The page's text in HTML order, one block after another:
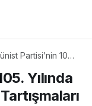
Partisi’nin 105.
Yılında